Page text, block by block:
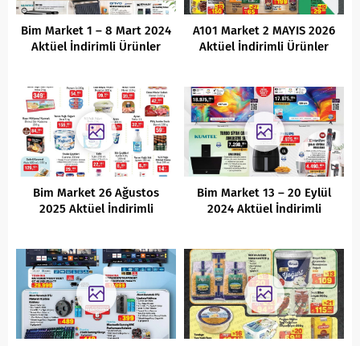
Bim Market 1 – 8 Mart 2024
Aktüel İndirimli Ürünler
A101 Market 2 MAYIS 2026
Aktüel İndirimli Ürünler
Bim Market 26 Ağustos
2025 Aktüel İndirimli
Bim Market 13 – 20 Eylül
2024 Aktüel İndirimli